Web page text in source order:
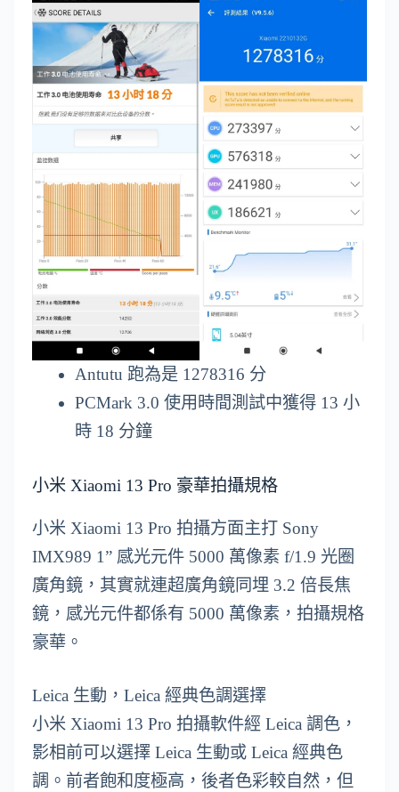
Antutu 跑為是 1278316 分
PCMark 3.0 使用時間測試中獲得 13 小
時 18 分鐘
小米 Xiaomi 13 Pro 豪華拍攝規格
小米 Xiaomi 13 Pro 拍攝方面主打 Sony
IMX989 1” 感光元件 5000 萬像素 f/1.9 光圈
廣角鏡，其實就連超廣角鏡同埋 3.2 倍長焦
鏡，感光元件都係有 5000 萬像素，拍攝規格
豪華。
Leica 生動，Leica 經典色調選擇
小米 Xiaomi 13 Pro 拍攝軟件經 Leica 調色，
影相前可以選擇 Leica 生動或 Leica 經典色
調。前者飽和度極高，後者色彩較自然，但